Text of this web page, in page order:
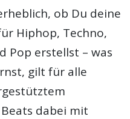
ob Du deine
Hiphop, Techno,
Pop erstellst – was
gilt für alle
dabei mit